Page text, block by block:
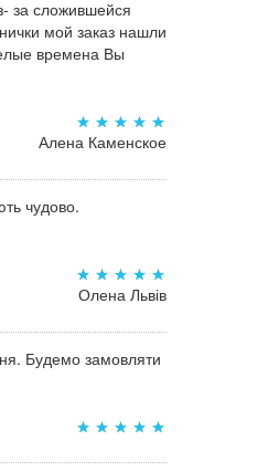
за сложившейся
мой заказ нашли
времена Вы
Алена Каменское
чудово.
Олена Львів
Будемо замовляти